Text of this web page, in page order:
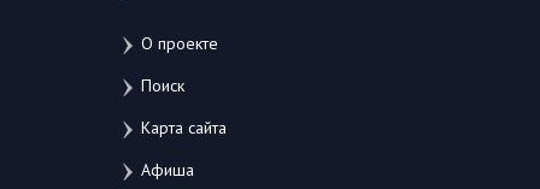
О проекте
Поиск
Карта сайта
Афиша